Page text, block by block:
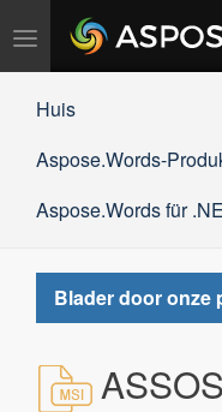
Navigation
umschalten
Huis
Aspose.Words-
Aspose.Words für
Blader door onze